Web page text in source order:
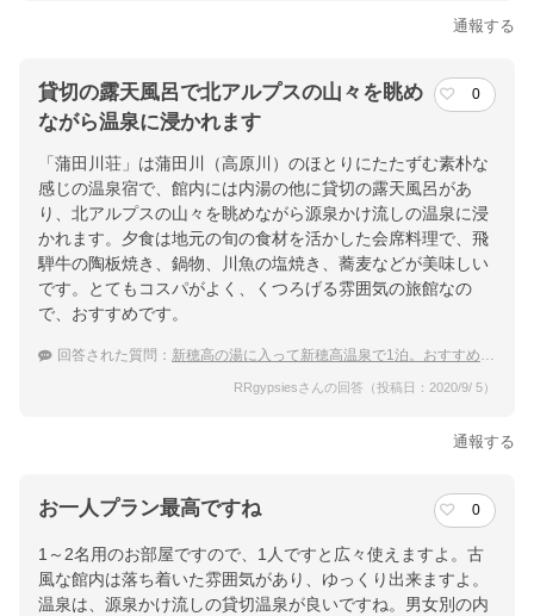
通報する
貸切の露天風呂で北アルプスの山々を眺め
ながら温泉に浸かれます
0
「蒲田川荘」は蒲田川（高原川）のほとりにたたずむ素朴な
感じの温泉宿で、館内には内湯の他に貸切の露天風呂があ
り、北アルプスの山々を眺めながら源泉かけ流しの温泉に浸
かれます。夕食は地元の旬の食材を活かした会席料理で、飛
騨牛の陶板焼き、鍋物、川魚の塩焼き、蕎麦などが美味しい
です。とてもコスパがよく、くつろげる雰囲気の旅館なの
で、おすすめです。
回答された質問： 新穂高の湯に入って新穂高温泉で1泊。おすすめの温泉宿は？
RRgypsiesさんの回答（投稿日：2020/9/ 5）
通報する
お一人プラン最高ですね 0
1～2名用のお部屋ですので、1人ですと広々使えますよ。古
風な館内は落ち着いた雰囲気があり、ゆっくり出来ますよ。
温泉は、源泉かけ流しの貸切温泉が良いですね。男女別の内